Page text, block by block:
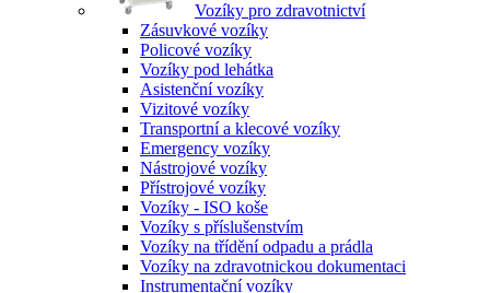
Vozíky pro zdravotnictví
Zásuvkové vozíky
Policové vozíky
Vozíky pod lehátka
Asistenční vozíky
Vizitové vozíky
Transportní a klecové vozíky
Emergency vozíky
Nástrojové vozíky
Přístrojové vozíky
Vozíky - ISO koše
Vozíky s příslušenstvím
Vozíky na třídění odpadu a prádla
Vozíky na zdravotnickou dokumentaci
Instrumentační vozíky